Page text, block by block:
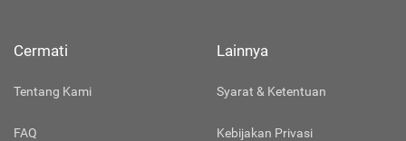
Cermati
Tentang Kami
FAQ
Lainnya
Syarat & Ketentuan
Kebijakan Privasi